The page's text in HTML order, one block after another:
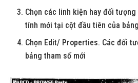
Chọn các linh kiện hay đối
tính mới tại cột đầu tiên của
Chọn Edit/ Properties. Các đối
bảng tham số mới